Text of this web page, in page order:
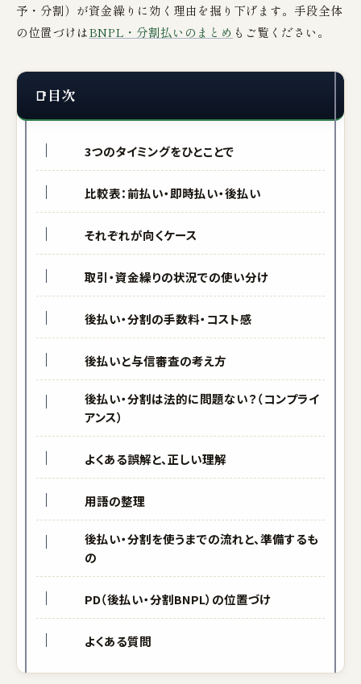
予・分割）が資金繰りに効く理由を掘り下げます。手段全体
の位置づけはBNPL・分割払いのまとめ もご覧ください。
目次
3つのタイミングをひとことで
比較表：前払い・即時払い・後払い
それぞれが向くケース
取引・資金繰りの状況での使い分け
後払い・分割の手数料・コスト感
後払いと与信審査の考え方
後払い・分割は法的に問題ない？（コンプライ
アンス）
よくある誤解と、正しい理解
用語の整理
後払い・分割を使うまでの流れと、準備するも
の
PD（後払い・分割BNPL）の位置づけ
よくある質問